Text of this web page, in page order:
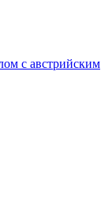
с австрийским